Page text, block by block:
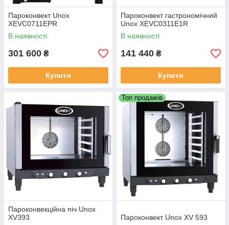
Пароконвект Unox
XEVC0711EPR
В наявності
301 600 ₴
Купити
Пароконвект гастрономічний
Unox XEVC0311E1R
В наявності
141 440 ₴
Купити
Пароконвекційна піч Unox
XV393
Топ продажів
Пароконвект Unox XV 593